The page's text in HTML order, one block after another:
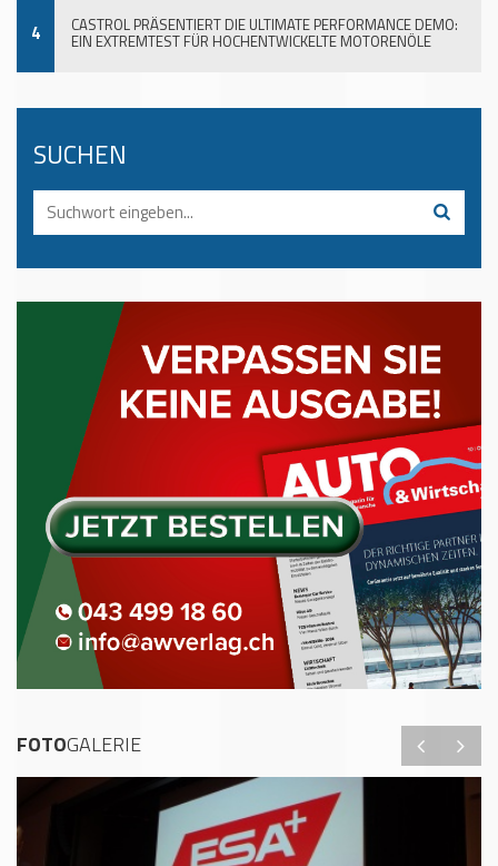
4 CASTROL PRÄSENTIERT DIE ULTIMATE PERFORMANCE DEMO:
EIN EXTREMTEST FÜR HOCHENTWICKELTE MOTORENÖLE
SUCHEN
FOTOGALERIE